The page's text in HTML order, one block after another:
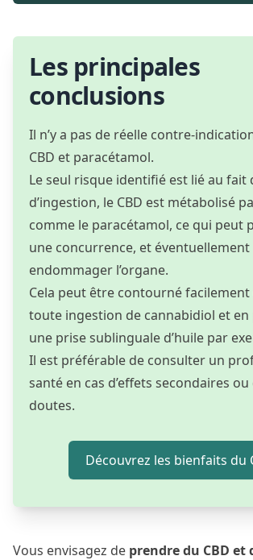
Les principales
conclusions
Il n’y a pas de réelle contre-
CBD et paracétamol.
Le seul risque identifié est lié au fait
d’ingestion, le CBD est métabolisé
comme le paracétamol, ce qui peut
une concurrence, et éventuellement
endommager l’organe.
Cela peut être contourné
toute ingestion de cannabidiol et
une prise sublinguale d’huile par
Il est préférable de consulter un
santé en cas d’effets secondaires
doutes.
Découvrez les bienfaits du
Vous envisagez de prendre du CBD et